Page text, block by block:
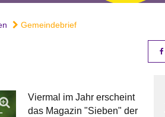
Gemeindebrief
Viermal im Jahr erscheint
das Magazin "Sieben" der